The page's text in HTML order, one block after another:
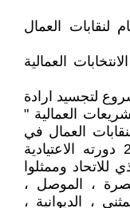
لنقابات العمال
العمالية
لتجسيد ارادة
العمالية "
العمال في
العراق يوم السبت 30 / 10 / 2010 دورته الاعتيادية
للاتحاد وممثلوا
، الموصل ،
، الديوانية ،